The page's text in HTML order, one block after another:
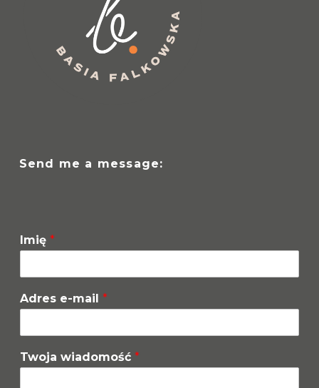
Send me a message:
Imię *
Adres e-mail *
Twoja wiadomość *